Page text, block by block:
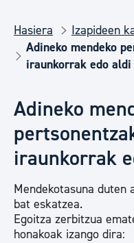
Hasiera
Izapideen
Adineko mendeko
iraunkorrak edo
Adineko
iraunkorrak
Mendekotasuna duten
bat eskatzea.
Egoitza zerbitzua
honakoak izango dira: